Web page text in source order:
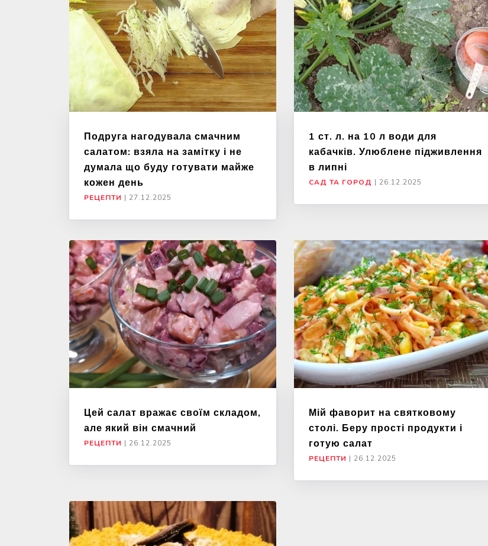
Подруга нагодувала смачним
салатом: взяла на замітку і не
думала що буду готувати майже
кожен день
РЕЦЕПТИ | 27.12.2025
1 ст. л. на 10 л води для
кабачків. Улюблене підживлення
в липні
САД ТА ГОРОД | 26.12.2025
Цей салат вражає своїм складом,
але який він смачний
РЕЦЕПТИ | 26.12.2025
Мій фаворит на святковому
столі. Беру прості продукти і
готую салат
РЕЦЕПТИ | 26.12.2025